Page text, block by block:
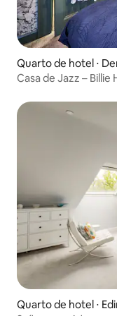
Quarto de hotel ⋅
Casa de Jazz – Billie
Quarto de hotel ⋅